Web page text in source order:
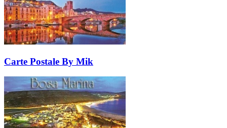
Carte Postale By Mik